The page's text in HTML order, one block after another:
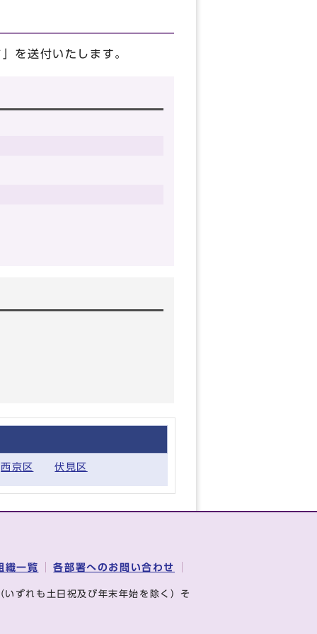
を送付いたします。
西京区 伏見区
織一覧 各部署へのお問い合わせ
いずれも土日祝及び年末年始を除く）そ